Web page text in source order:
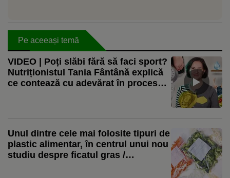
Pe aceeași temă
VIDEO | Poți slăbi fără să faci sport?
Nutriționistul Tania Fântână explică
ce contează cu adevărat în procesul
Unul dintre cele mai folosite tipuri de
plastic alimentar, în centrul unui nou
studiu despre ficatul gras /